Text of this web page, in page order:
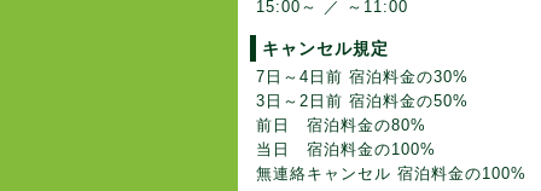
15:00～ ／ ～11:00
キャンセル規定
7日～4日前 宿泊料金の30%
3日～2日前 宿泊料金の50%
前日 宿泊料金の80%
当日 宿泊料金の100%
無連絡キャンセル 宿泊料金の100%